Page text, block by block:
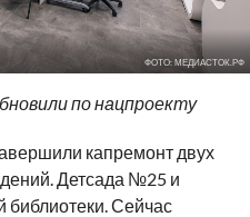
ФОТО: МЕДИАСТОК.РФ
по нацпроекту
капремонт двух
Детсада №25 и
библиотеки. Сейчас